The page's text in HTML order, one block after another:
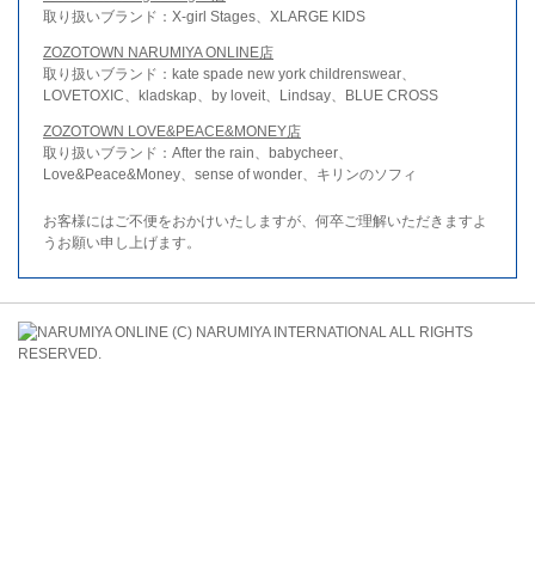
取り扱いブランド：X-girl Stages、XLARGE KIDS
ZOZOTOWN NARUMIYA ONLINE店
取り扱いブランド：kate spade new york childrenswear、
LOVETOXIC、kladskap、by loveit、Lindsay、BLUE CROSS
ZOZOTOWN LOVE&PEACE&MONEY店
取り扱いブランド：After the rain、babycheer、
Love&Peace&Money、sense of wonder、キリンのソフィ
お客様にはご不便をおかけいたしますが、何卒ご理解いただきますよ
うお願い申し上げます。